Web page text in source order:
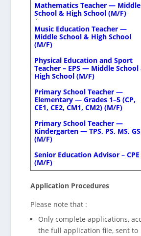
Mathematics Teacher — Middle
School & High School (M/F)
`
Music Education Teacher —
Middle School & High School
(M/F)
Physical Education and Sport
Teacher – EPS — Middle School
High School (M/F)
Primary School Teacher —
Elementary — Grades 1–5 (CP,
CE1, CE2, CM1, CM2) (M/F)
Primary School Teacher —
Kindergarten — TPS, PS, MS, GS
(M/F)
Senior Education Advisor – CPE
(M/F)
Application Procedures
Please note that :
Only complete applications,
the full application file, sent to